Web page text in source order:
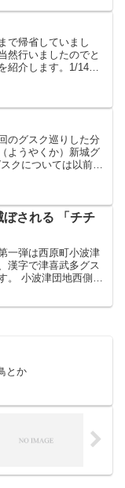
央写真は岩の上にあ
...
で帰省していまし
然行いましたのでと
紹介します。1/14は
５８号線沿いにある
のグスク巡りした分
ようやくか）新城グ
クについては以前紹
写...される 「チチ
一弾は西原町小波津
漢字で津喜武多グス
。 小波津団地西側に
とか